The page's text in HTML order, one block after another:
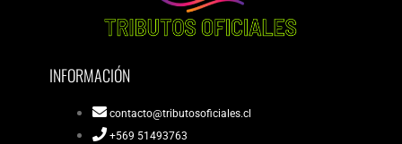
INFORMACIÓN
contacto@tributosoficiales.cl
+569 51493763